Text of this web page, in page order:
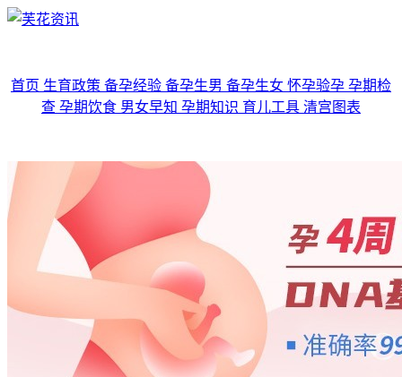
首页 生育政策 备孕经验 备孕生男 备孕生女 怀孕验孕 孕期检
查 孕期饮食 男女早知 孕期知识 育儿工具 清宫图表